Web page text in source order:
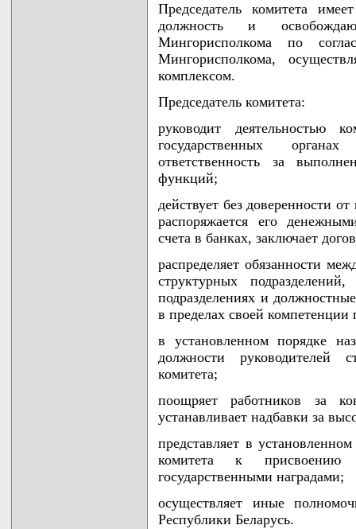
Председатель комитета
должность и
Мингорисполкома по
Мингорисполкома,
комплексом.
Председатель комитета:
руководит деятельностью
государственных
ответственность за
функций;
действует без доверенности
распоряжается его
счета в банках, заключает
распределяет обязанности
структурных
подразделениях и
в пределах своей компетенции
в установленном порядке
должности руководителей
комитета;
поощряет работников за
устанавливает надбавки за
представляет в
комитета к
государственными наградами;
осуществляет иные
Республики Беларусь.